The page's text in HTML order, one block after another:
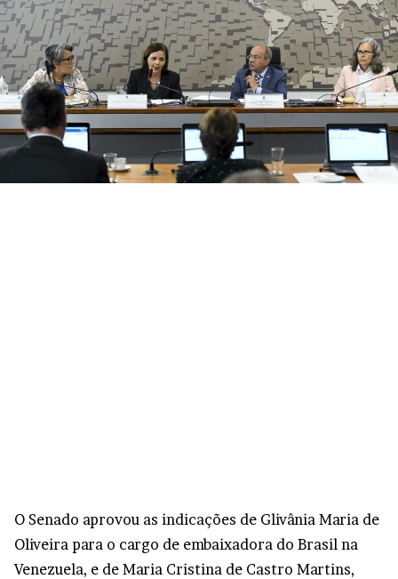
O Senado aprovou as indicações de Glivânia Maria de
Oliveira para o cargo de embaixadora do Brasil na
Venezuela, e de Maria Cristina de Castro Martins,